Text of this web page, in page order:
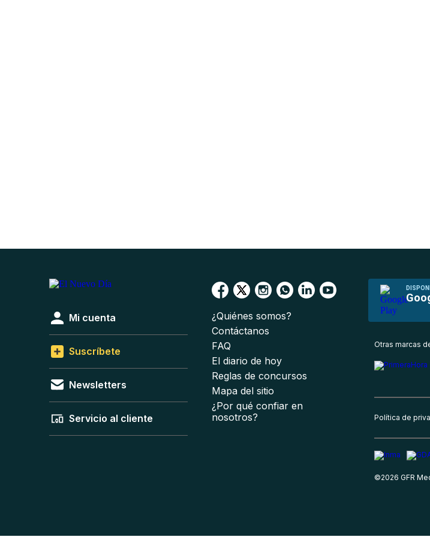
Mi cuenta
Suscríbete
Newsletters
Servicio al cliente
¿Quiénes somos?
Contáctanos
FAQ
El diario de hoy
Reglas de concursos
Mapa del sitio
¿Por qué confiar en
nosotros?
Otras marcas
Política de
©2026 GFR